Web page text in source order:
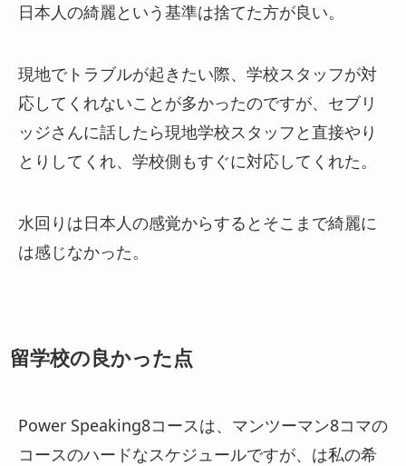
日本人の綺麗という基準は捨てた方が良い。
現地でトラブルが起きたい際、学校スタッフが対
応してくれないことが多かったのですが、セブリ
ッジさんに話したら現地学校スタッフと直接やり
とりしてくれ、学校側もすぐに対応してくれた。
水回りは日本人の感覚からするとそこまで綺麗に
は感じなかった。
留学校の良かった点
Power Speaking8コースは、マンツーマン8コマの
コースのハードなスケジュールですが、は私の希